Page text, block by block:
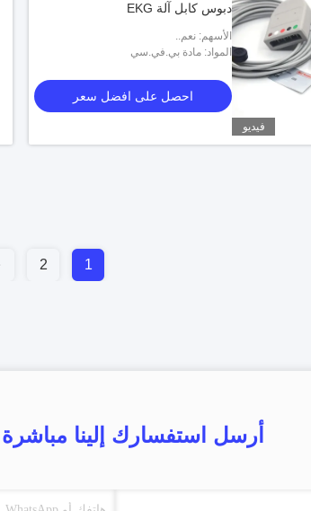
فيديو
دبوس كابل آلة EKG
الأسهم: نعم..
المواد: مادة بي.في.سي
احصل على افضل سعر
1
2
أرسل استفسارك إلينا مباشرة